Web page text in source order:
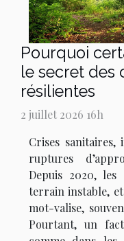
Pourquoi
le secret des
résilientes
2 juillet 2026 16h
Crises sanitaires,
ruptures
Depuis 2020,
terrain instable,
mot-valise,
Pourtant, un